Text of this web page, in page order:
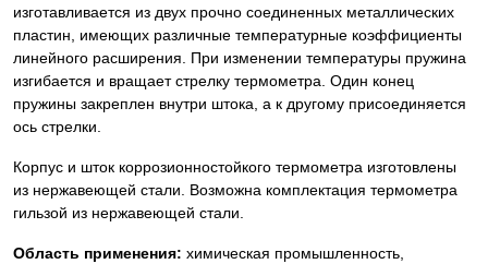
изготавливается из двух прочно соединенных металлических
пластин, имеющих различные температурные коэффициенты
линейного расширения. При изменении температуры пружина
изгибается и вращает стрелку термометра. Один конец
пружины закреплен внутри штока, а к другому присоединяется
ось стрелки.
Корпус и шток коррозионностойкого термометра изготовлены
из нержавеющей стали. Возможна комплектация термометра
гильзой из нержавеющей стали.
Область применения: химическая промышленность,